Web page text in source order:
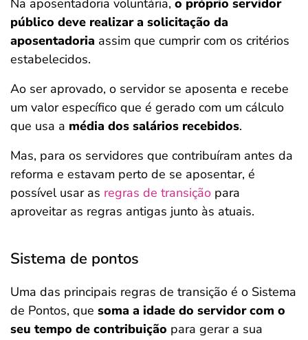
Na aposentadoria voluntária, o próprio servidor
público deve realizar a solicitação da
aposentadoria assim que cumprir com os critérios
estabelecidos.
Ao ser aprovado, o servidor se aposenta e recebe
um valor específico que é gerado com um cálculo
que usa a média dos salários recebidos.
Mas, para os servidores que contribuíram antes da
reforma e estavam perto de se aposentar, é
possível usar as regras de transição para
aproveitar as regras antigas junto às atuais.
Sistema de pontos
Uma das principais regras de transição é o Sistema
de Pontos, que soma a idade do servidor com o
seu tempo de contribuição para gerar a sua